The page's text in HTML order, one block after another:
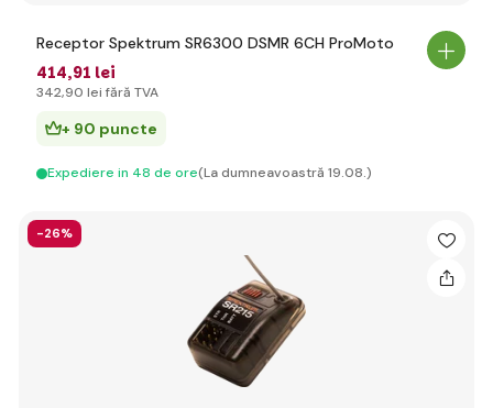
Receptor Spektrum SR6300 DSMR 6CH ProMoto
414,91 lei
342,90 lei fără TVA
+ 90 puncte
Expediere in 48 de ore(La dumneavoastră 19.08.)
-26%